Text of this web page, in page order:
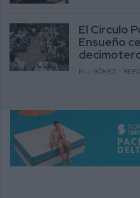
El Círculo
Ensueño
M.J. GÓMEZ